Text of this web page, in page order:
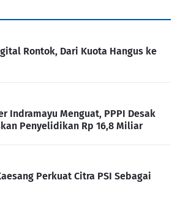
Rontok, Dari Kuota Hangus ke
Indramayu Menguat, PPPI Desak
Penyelidikan Rp 16,8 Miliar
Perkuat Citra PSI Sebagai